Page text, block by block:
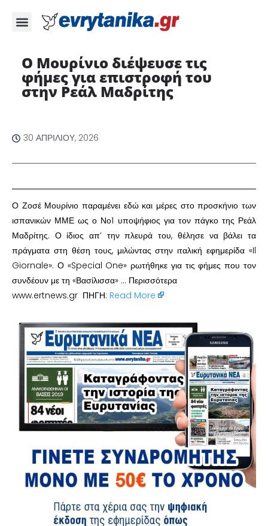
Ο Μουρίνιο διέψευσε τις
φήμες για επιστροφή του
στην Ρεάλ Μαδρίτης ​
30 ΑΠΡΙΛΊΟΥ, 2026
​Ο Ζοσέ Μουρίνιο παραμένει εδώ και μέρες στο προσκήνιο των
ισπανικών ΜΜΕ ως ο Νο1 υποψήφιος για τον πάγκο της Ρεάλ
Μαδρίτης. Ο ίδιος απ’ την πλευρά του, θέλησε να βάλει τα
πράγματα στη θέση τους, μιλώντας στην ιταλική εφημερίδα «Il
Giornale». Ο «Special One» ρωτήθηκε για τις φήμες που τον
συνδέουν με τη «Βασίλισσα» … Περισσότερα
www.ertnews.gr ΠΗΓΗ: Read More